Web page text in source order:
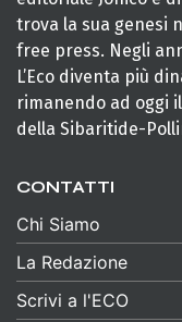
trova la sua genesi
free press. Negli
L’Eco diventa più
rimanendo ad oggi
della Sibaritide-
CONTATTI
Chi Siamo
La Redazione
Scrivi a l'ECO